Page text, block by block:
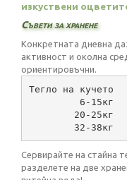
изкуствени
Съвети за хранене
Конкретната дневна
активност и околна
ориентировъчни.
Тегло на кучето
6-15кг
20-25кг
32-38кг
Сервирайте на стайна
разделете на две